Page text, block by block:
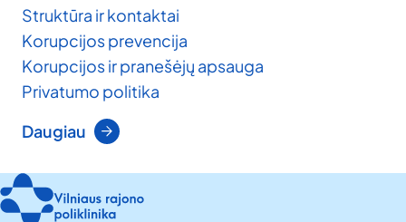
Struktūra ir kontaktai
Korupcijos prevencija
Korupcijos ir pranešėjų apsauga
Privatumo politika
Daugiau